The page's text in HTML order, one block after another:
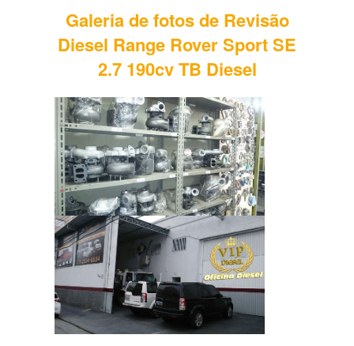
Galeria de fotos de Revisão
Diesel Range Rover Sport SE
2.7 190cv TB Diesel